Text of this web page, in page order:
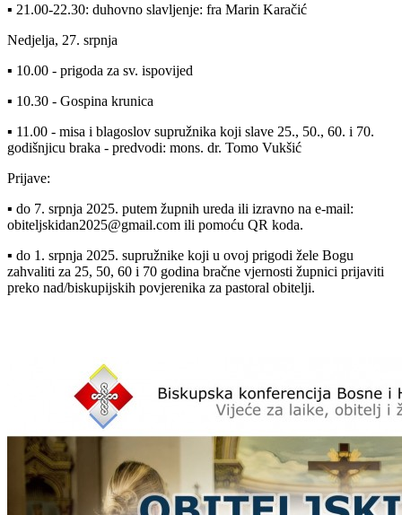
▪ 21.00-22.30: duhovno slavljenje: fra Marin Karačić
Nedjelja, 27. srpnja
▪ 10.00 - prigoda za sv. ispovijed
▪ 10.30 - Gospina krunica
▪ 11.00 - misa i blagoslov supružnika koji slave 25., 50., 60. i 70.
godišnjicu braka - predvodi: mons. dr. Tomo Vukšić
Prijave:
▪ do 7. srpnja 2025. putem župnih ureda ili izravno na e-mail:
obiteljskidan2025@gmail.com ili pomoću QR koda.
▪ do 1. srpnja 2025. supružnike koji u ovoj prigodi žele Bogu
zahvaliti za 25, 50, 60 i 70 godina bračne vjernosti župnici prijaviti
preko nad/biskupijskih povjerenika za pastoral obitelji.